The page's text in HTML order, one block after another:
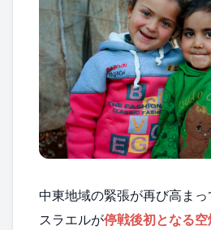
中東地域の緊張が再び高ま
スラエルが停戦後初となる